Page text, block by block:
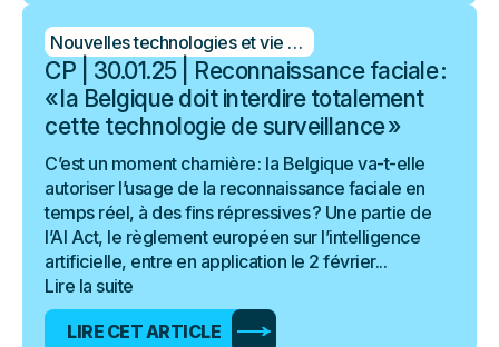
Nouvelles technologies et vie privée
CP | 30.01.25 | Reconnaissance faciale :
« la Belgique doit interdire totalement
cette technologie de surveillance »
C’est un moment charnière : la Belgique va-t-elle
autoriser l’usage de la reconnaissance faciale en
temps réel, à des fins répressives ? Une partie de
l’AI Act, le règlement européen sur l’intelligence
artificielle, entre en application le 2 février...
Lire la suite
LIRE CET ARTICLE